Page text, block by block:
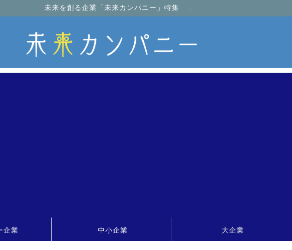
未来を創る企業「未来カンパニー」特集
企業 中小企業 大企業